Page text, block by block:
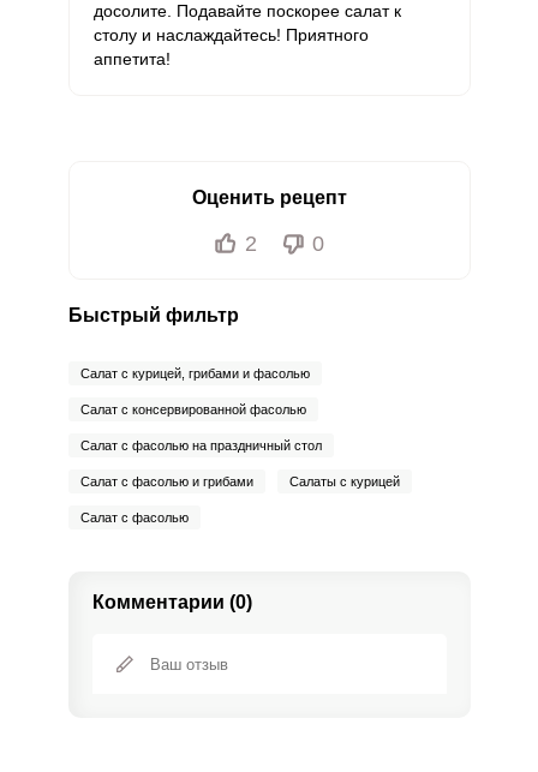
досолите. Подавайте поскорее салат к
столу и наслаждайтесь! Приятного
аппетита!
Оценить рецепт
2 0
Быстрый фильтр
Салат с курицей, грибами и фасолью
Салат с консервированной фасолью
Салат с фасолью на праздничный стол
Салат с фасолью и грибами Салаты с курицей
Салат с фасолью
Комментарии (0)